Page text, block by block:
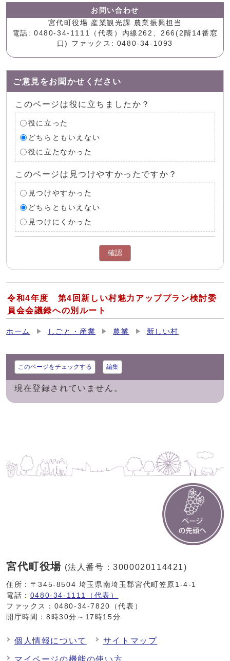
お問い合わせ
宮代町役場 産業観光課 農業振興担当
電話: 0480-34-1111（代表）内線262、266(2階14番窓
口) ファックス: 0480-34-1093
ご意見をお聞かせください
このページは役に立ちましたか？
役に立った
どちらともいえない
役に立たなかった
このページは見つけやすかったですか？
見つけやすかった
どちらともいえない
見つけにくかった
確認
令和4年度 第4回新しい村魅力アッププラン検討委
員会会議録への別ルート
ホーム しごと・産業 農業 新しい村
このページをチェックする 編集
現在登録されていません。
宮代町役場 (法人番号：3000020114421)
住所：〒345-8504 埼玉県南埼玉郡宮代町笠原1-4-1
電話： 0480-34-1111（代表）
ファックス：0480-34-7820（代表）
開庁時間：8時30分～17時15分
個人情報について サイトマップ
マイページの機能の使い方